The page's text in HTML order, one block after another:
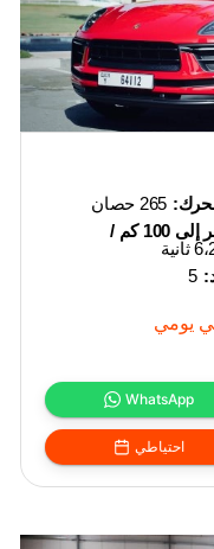
265 حصان
من صفر إلى 100 كم /
ثانية
5
يومي
WhatsApp
احتياطي